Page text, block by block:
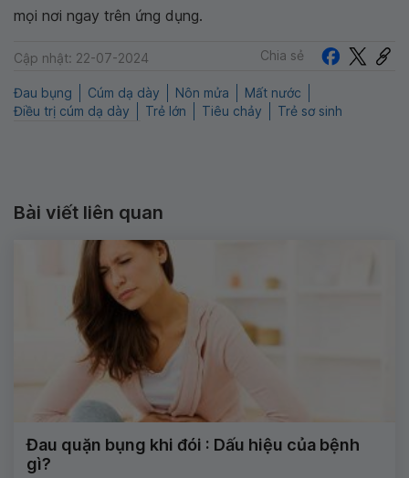
mọi nơi ngay trên ứng dụng.
Cập nhật: 22-07-2024 Chia sẻ
Đau bụng Cúm dạ dày Nôn mửa
Mất nước
Điều trị cúm dạ dày
Trẻ lớn Tiêu chảy Trẻ sơ sinh
Bài viết liên quan
Đau quặn bụng khi đói : Dấu hiệu của bệnh
gì?